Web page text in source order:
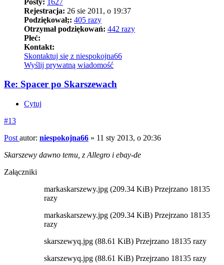
Rejestracja: 26 sie 2011, o 19:37
Podziękował;: 405 razy
Otrzymał podziękowań: 442 razy
Płeć:
Kontakt:
Skontaktuj się z niespokojna66
Wyślij prywatną wiadomość
Re: Spacer po Skarszewach
Cytuj
#13
Post autor: niespokojna66 » 11 sty 2013, o 20:36
Skarszewy dawno temu, z Allegro i ebay-de
Załączniki
markaskarszewy.jpg (209.34 KiB) Przejrzano 18135
razy
markaskarszewy.jpg (209.34 KiB) Przejrzano 18135
razy
skarszewyq.jpg (88.61 KiB) Przejrzano 18135 razy
skarszewyq.jpg (88.61 KiB) Przejrzano 18135 razy